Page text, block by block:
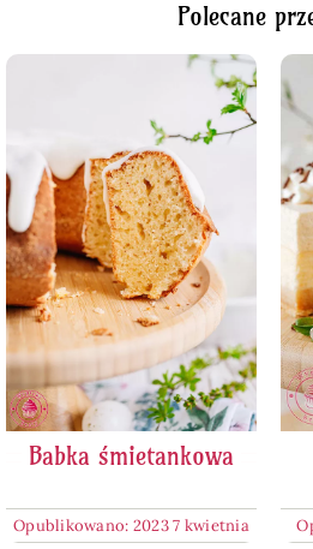
Polecane
Babka śmietankowa
Opublikowano: 2023 7 kwietnia